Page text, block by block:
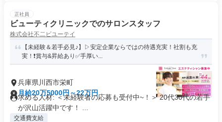
正社員
ビューティクリニックでのサロンスタッフ
株式会社不二ビユーテイ
【未経験＆若手必見♪】▷安定企業ならではの待遇充実！社割も充
実！❗️賞与&昇給あり✅手厚い...
兵庫県川西市栄町
月給20万5000円～22万円
求める人材: ＜未経験者の応募も受付中~！＞ 20代30代の若手
が沢山活躍中です！ ...
交通費支給